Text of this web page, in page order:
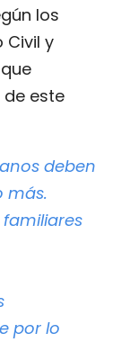
los
Civil y
este
deben
más.
por lo